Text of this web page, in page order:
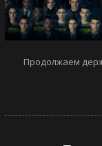
Продолжаем